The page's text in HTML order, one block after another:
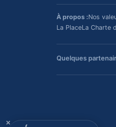
À propos :Nos
La PlaceLa Charte
Quelques
✕